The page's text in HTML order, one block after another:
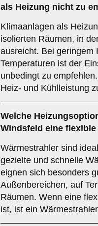
als Heizung nicht zu
Klimaanlagen als
isolierten Räumen, in
ausreicht. Bei geringem
Temperaturen ist der
unbedingt zu
Heiz- und Kühlleistung
Welche
Windsfeld eine
Wärmestrahler sind
gezielte und schnelle
eignen sich besonders
Außenbereichen, auf
Räumen. Wenn eine
ist, ist ein